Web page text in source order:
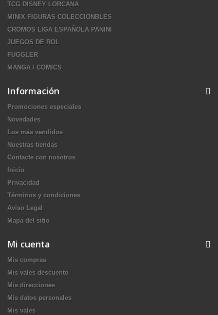
TCG DISNEY LORCANA
MINIX FIGURAS COLECCIONBLES
CROMOS LIGA ESPAÑOLA PANINI
JUEGOS DE ROL
FUGGLER
MANGA / COMICS
Información
Promociones especiales
Novedades
Los más vendidos
Nuestras tiendas
Contacte con nosotros
Inicio
Privacidad
Términos y condiciones
Aviso Legal
Mapa del sitio
Mi cuenta
Mis compras
Mis vales descuento
Mis direcciones
Mis datos personales
Mis vales